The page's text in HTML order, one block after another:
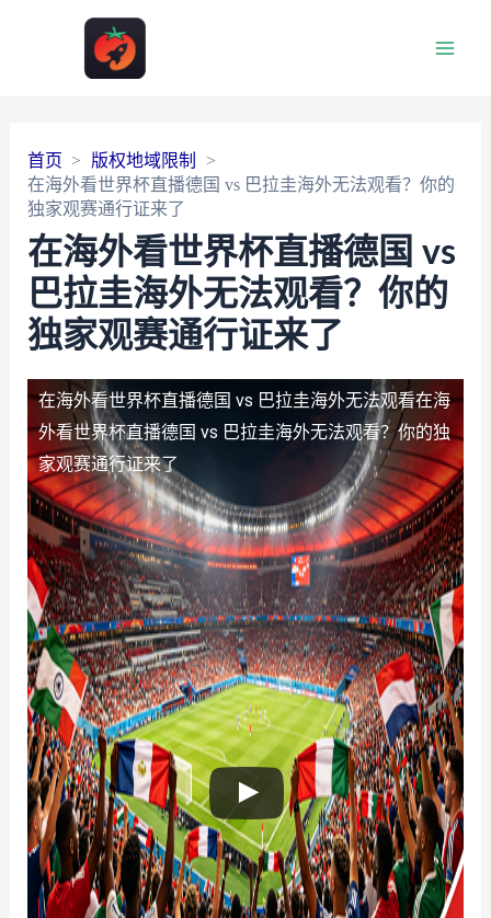
首页
版权地域限制
在海外看世界杯直播德国 vs 巴拉圭海外无法观看？你的
独家观赛通行证来了
在海外看世界杯直播德国 vs
巴拉圭海外无法观看？你的
独家观赛通行证来了
在海外看世界杯直播德国 vs 巴拉圭海外无法观看在海
外看世界杯直播德国 vs 巴拉圭海外无法观看？你的独
家观赛通行证来了